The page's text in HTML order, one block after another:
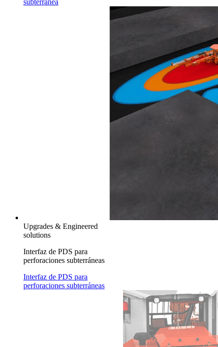
subterránea
Upgrades & Engineered
solutions
Interfaz de PDS para
perforaciones subterráneas
Interfaz de PDS para
perforaciones subterráneas